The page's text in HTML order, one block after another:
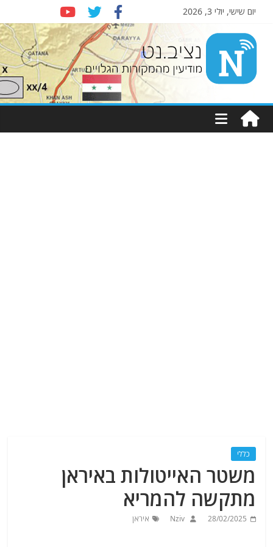
יום שישי, יולי 3, 2026
Nziv.net
מודיעין
מהמקורות
כללי
משטר האייטולות באיראן
מתקשה להמריא
28/02/2025
Nziv איראן